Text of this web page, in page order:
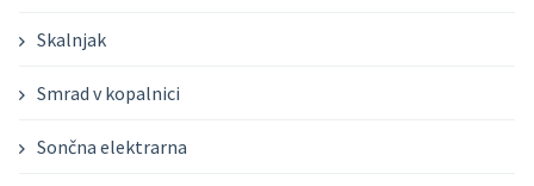
Skalnjak
Smrad v kopalnici
Sončna elektrarna